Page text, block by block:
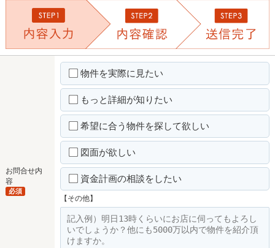
お問合せ内
容
必須
物件を実際に見たい
もっと詳細が知りたい
希望に合う物件を探して欲しい
図面が欲しい
資金計画の相談をしたい
【その他】